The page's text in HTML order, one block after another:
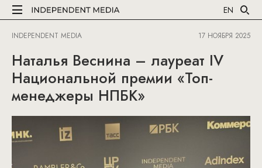
EN
INDEPENDENT MEDIA 17 НОЯБРЯ 2025
Наталья Веснина – лауреат IV
Национальной премии «Топ-
менеджеры НПБК»